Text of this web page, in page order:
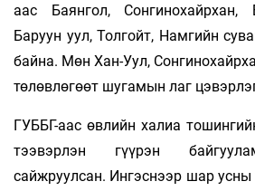
аас Баянгол, Сонгинохайрхан,
Баруун уул, Толгойт, Намгийн
байна. Мөн Хан-Уул,
төлөвлөгөөт шугамын лаг
ГУББГ-аас өвлийн халиа
тээвэрлэн гүүрэн
сайжруулсан. Ингэснээр шар усны